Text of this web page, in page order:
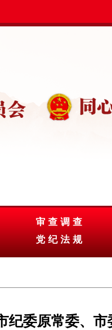
审查调查
党纪法规
委原常委、市